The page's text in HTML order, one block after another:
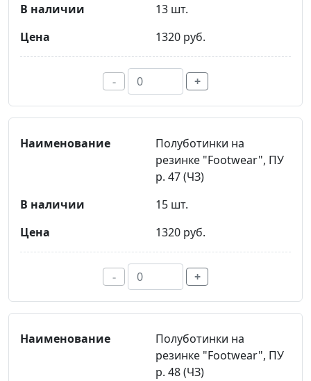
13 шт.
1320 руб.
- +
Полуботинки на
резинке "Footwear", ПУ
р. 47 (ЧЗ)
15 шт.
1320 руб.
- +
Полуботинки на
резинке "Footwear", ПУ
р. 48 (ЧЗ)